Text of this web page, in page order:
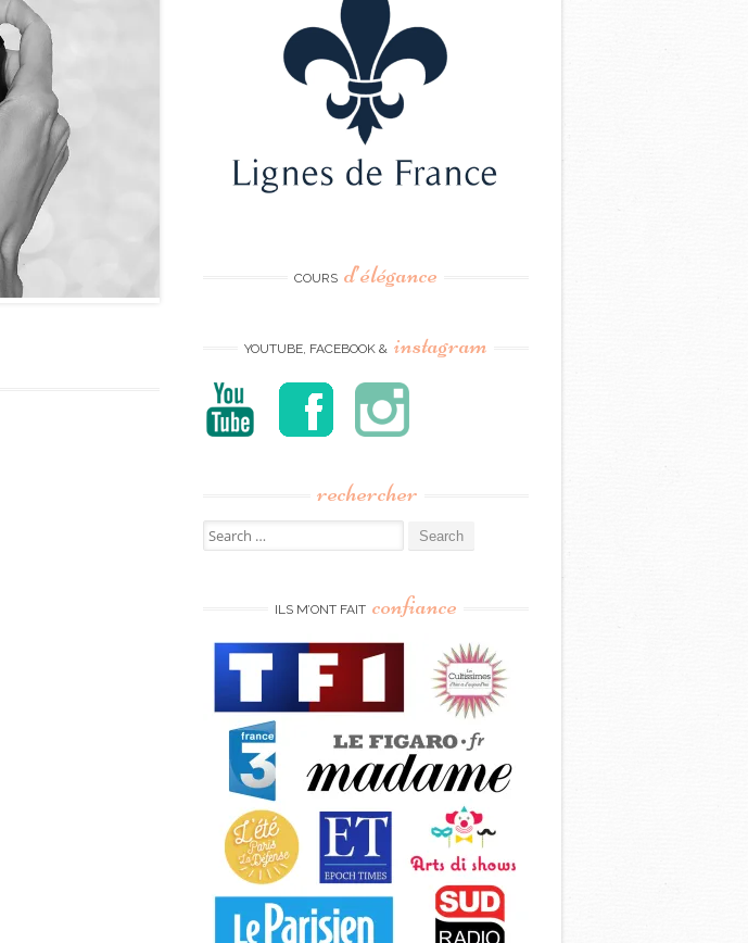
COURS d’élégance
YOUTUBE, FACEBOOK & instagram
rechercher
Search
for:
ILS M’ONT FAIT confiance